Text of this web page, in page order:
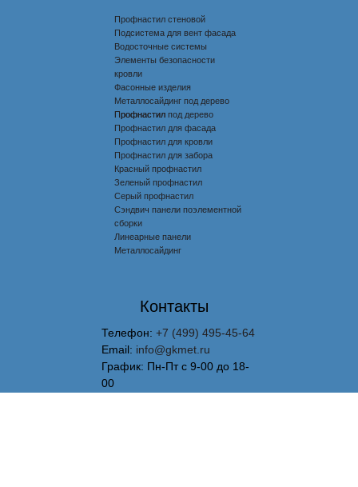
Профнастил стеновой
Подсистема для вент фасада
Водосточные системы
Элементы безопасности
кровли
Фасонные изделия
Металлосайдинг под дерево
Профнастил под дерево
Профнастил
Профнастил для фасада
Профнастил для кровли
Профнастил для забора
Красный профнастил
Зеленый профнастил
Серый профнастил
Сэндвич панели поэлементной
сборки
Линеарные панели
Металлосайдинг
Телефон: +7 (499) 495-45-64
Email: info@gkmet.ru
График: Пн-Пт с 9-00 до 18-
00
Контакты